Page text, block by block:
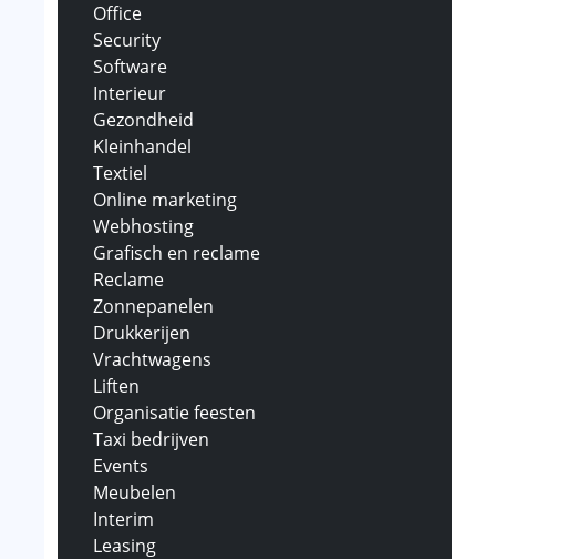
Office
Security
Software
Interieur
Gezondheid
Kleinhandel
Textiel
Online marketing
Webhosting
Grafisch en reclame
Reclame
Zonnepanelen
Drukkerijen
Vrachtwagens
Liften
Organisatie feesten
Taxi bedrijven
Events
Meubelen
Interim
Leasing